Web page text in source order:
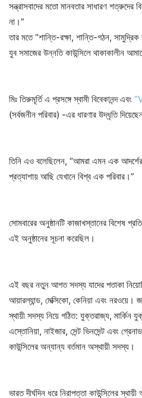
সন্ত্রাসবাদের মতো মানবতার সাধারণ
না।”
তার মতে “শান্তি-রক্ষা, শান্তি-গঠন, সামুদ্রিক
যুব সমাজের উন্নতি কাউন্সিলে থাকাকালীন
মিঃ তিরুমূর্তি এ প্রসঙ্গে স্বামী বিবেকানন্দ এবং
(সর্বজনীন পরিবার) -এর ধারণার উদ্ধৃতি
তিনি এও বলেছিলেন, “আমরা এমন এক
প্রত্যাশায় আছি যেখানে বিশ্ব এক পরিবার।”
সোমবারের অনুষ্ঠানটি কাজাখস্তানের বিশেষ
এই অনুষ্ঠানের সূচনা করেছিল।
এই বছর নতুন আগত সদস্য যাদের পতাকা
আয়ারল্যান্ড, মেক্সিকো, কেনিয়া এবং নরওয়ে।
স্থায়ী সদস্য নিয়ে গঠিত: যুক্তরাজ্য, মার্কিন
এস্তোনিয়া, নাইজার, সেন্ট ভিনসেন্ট এবং
কাউন্সিলের অন্যান্য বর্তমান অস্থায়ী সদস্য।
ভারত দীর্ঘদিন ধরে নিরাপত্তা কাউন্সিলের